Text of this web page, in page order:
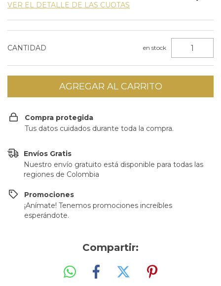
VER EL DETALLE DE LAS CUOTAS
CANTIDAD en stock
Compra protegida
Tus datos cuidados durante toda la compra.
Envíos Gratis
Nuestro envío gratuito está disponible para todas las
regiones de Colombia
Promociones
¡Anímate! Tenemos promociones increíbles
esperándote.
Compartir: